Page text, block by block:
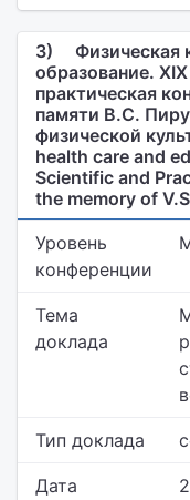
3)
Физическая
образование.
практическая
памяти В.С.
физической
health care and
Scientific and
the memory of
Уровень
конференции
Тема
доклада
Тип доклада
Дата